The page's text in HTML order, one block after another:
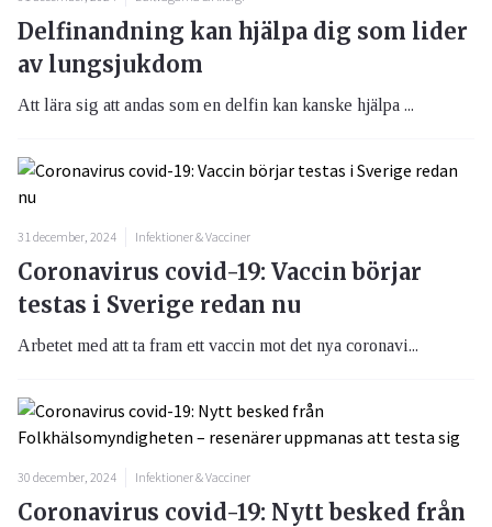
Delfinandning kan hjälpa dig som lider
av lungsjukdom
Att lära sig att andas som en delfin kan kanske hjälpa ...
31 december, 2024 Infektioner & Vacciner
Coronavirus covid-19: Vaccin börjar
testas i Sverige redan nu
Arbetet med att ta fram ett vaccin mot det nya coronavi...
30 december, 2024 Infektioner & Vacciner
Coronavirus covid-19: Nytt besked från